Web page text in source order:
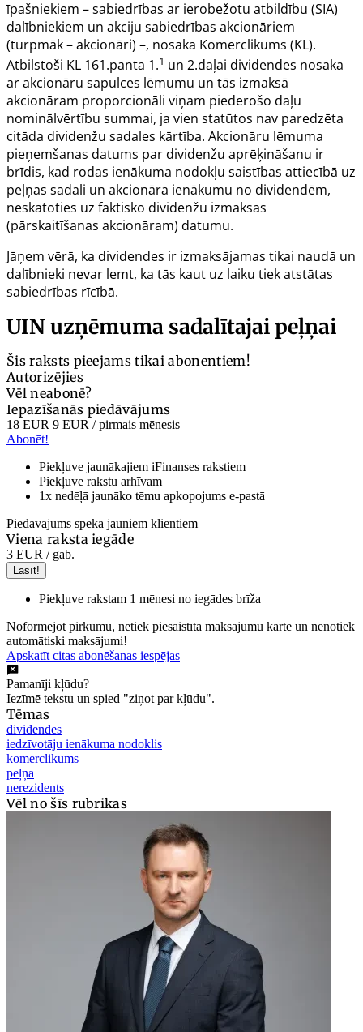
īpašniekiem – sabiedrības ar ierobežotu atbildību (SIA)
dalībniekiem un akciju sabiedrības akcionāriem
(turpmāk – akcionāri) –, nosaka Komerclikums (KL).
Atbilstoši KL 161.panta 1.1 un 2.daļai dividendes nosaka
ar akcionāru sapulces lēmumu un tās izmaksā
akcionāram proporcionāli viņam piederošo daļu
nominālvērtību summai, ja vien statūtos nav paredzēta
citāda dividenžu sadales kārtība. Akcionāru lēmuma
pieņemšanas datums par dividenžu aprēķināšanu ir
brīdis, kad rodas ienākuma nodokļu saistības attiecībā uz
peļņas sadali un akcionāra ienākumu no dividendēm,
neskatoties uz faktisko dividenžu izmaksas
(pārskaitīšanas akcionāram) datumu.
Jāņem vērā, ka dividendes ir izmaksājamas tikai naudā un
dalībnieki nevar lemt, ka tās kaut uz laiku tiek atstātas
sabiedrības rīcībā.
UIN uzņēmuma sadalītajai peļņai
Šis raksts pieejams tikai abonentiem!
Autorizējies
Vēl neabonē?
Iepazīšanās piedāvājums
18 EUR 9 EUR / pirmais mēnesis
Abonēt!
Piekļuve jaunākajiem iFinanses rakstiem
Piekļuve rakstu arhīvam
1x nedēļā jaunāko tēmu apkopojums e-pastā
Piedāvājums spēkā jauniem klientiem
Viena raksta iegāde
3 EUR / gab.
Lasīt!
Piekļuve rakstam 1 mēnesi no iegādes brīža
Noformējot pirkumu, netiek piesaistīta maksājumu karte un nenotiek
automātiski maksājumi!
Apskatīt citas abonēšanas iespējas
Pamanīji kļūdu?
Iezīmē tekstu un spied "ziņot par kļūdu".
Tēmas
dividendes
iedzīvotāju ienākuma nodoklis
komerclikums
peļņa
nerezidents
Vēl no šīs rubrikas